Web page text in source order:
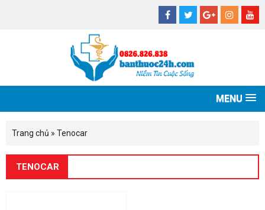
MENU
Trang chủ » Tenocar
TENOCAR